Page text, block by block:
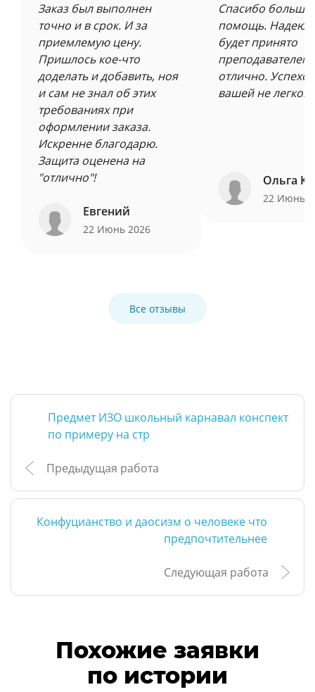
Заказ был выполнен
точно и в срок. И за
приемлемую цену.
Пришлось кое-что
доделать и добавить, ноя
и сам не знал об этих
требованиях при
оформлении заказа.
Искренне благодарю.
Защита оценена на
"отлично"!
Евгений
22 Июнь 2026
Спасибо
помощь.
будет принято
преподавателем
отлично.
вашей не легкой
Ольга
22 Июнь
Все отзывы
Предмет ИЗО школьный карнавал конспект
по примеру на стр
Предыдущая работа
Конфуцианство и даосизм о человеке что
предпочтительнее
Следующая работа
Похожие заявки
по истории